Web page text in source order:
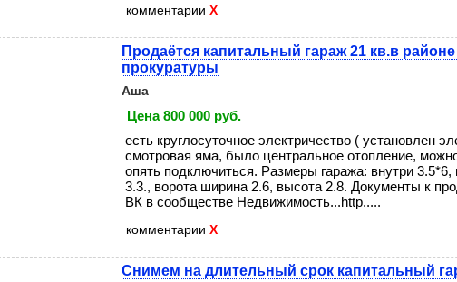
комментарии X
Продаётся капитальный гараж 21 кв.в
прокуратуры
Аша
Цена 800 000 руб.
есть круглосуточное электричество ( установлен
смотровая яма, было центральное отопление,
опять подключиться. Размеры гаража: внутри 3.5*6,
3.3., ворота ширина 2.6, высота 2.8. Документы к
ВК в сообществе Недвижимость...http.....
комментарии X
Снимем на длительный срок капитальный